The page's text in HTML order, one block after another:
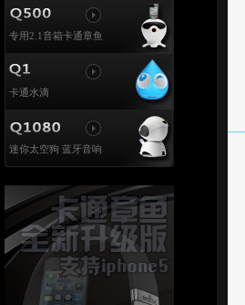
蓝牙
耳机
专用2.1音箱卡通章鱼
卡通水滴
迷你太空狗 蓝牙音响